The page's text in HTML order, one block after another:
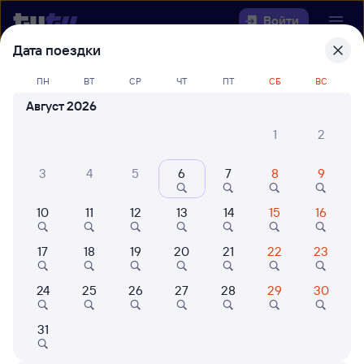
Войти
Выберите день, чтобы найтиж/д
билеты Сердобск — Касторная-
Откуда
Куда
Когда
Кто едет
Дата поездки
ПН ВТ СР ЧТ ПТ СБ ВС
Август 2026
1
2
3 4 5 6 7 8 9
10 11 12 13 14 15 16
17 18 19 20 21 22 23
24 25 26 27 28 29 30
31